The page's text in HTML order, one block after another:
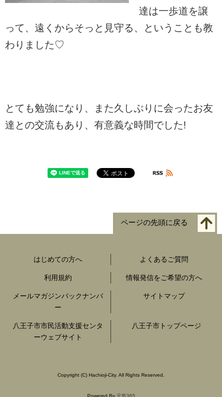
達は一歩道を譲
って、遠くからそっと見守る、ということも教
わりました♡
とても勉強になり、また久しぶりに会ったお友
達との交流もあり、有意義な時間でした!
ページの先頭に戻る
はじめての方へ よくあるご質問
利用規約 情報発信をご希望の方へ
メールマガジンバックナンバ
ー
サイトマップ
八王子市市民活動支援センタ
ーウェブサイト
八王子市トップページ
Copyright (C) Hachioji-City. All Rights Reserved.
Powered By 元気365